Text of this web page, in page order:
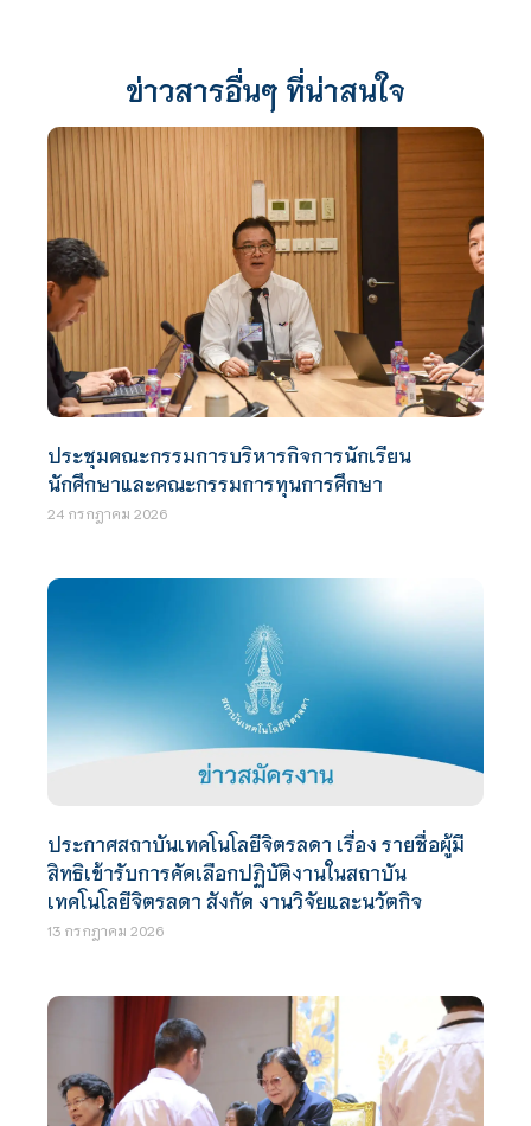
ข่าวสารอื่นๆ ที่น่าสนใจ
ประชุมคณะกรรมการบริหารกิจการนักเรียน
นักศึกษาและคณะกรรมการทุนการศึกษา
24 กรกฎาคม 2026
ประกาศสถาบันเทคโนโลยีจิตรลดา เรื่อง รายชื่อผู้มี
สิทธิเข้ารับการคัดเลือกปฏิบัติงานในสถาบัน
เทคโนโลยีจิตรลดา สังกัด งานวิจัยและนวัตกิจ
13 กรกฎาคม 2026